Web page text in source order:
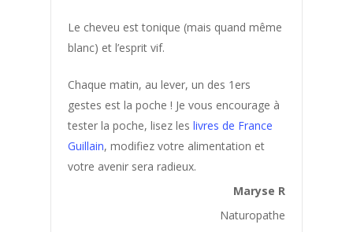
Le cheveu est tonique (mais quand même
blanc) et l’esprit vif.
Chaque matin, au lever, un des 1ers
gestes est la poche ! Je vous encourage à
tester la poche, lisez les livres de France
Guillain, modifiez votre alimentation et
votre avenir sera radieux.
Maryse R
Naturopathe
Les
Acné
Acouphenes
Addiction au sucre
Allergie saisonniere